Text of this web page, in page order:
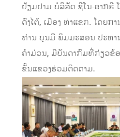
ຢ້ຽມຢາມ ບໍລິສັດ ຊີໂນ-ອາກຣີ
ດົງໄຕ້, ເມືອງ ທ່າແຂກ. ໂດຍກ
ທ່ານ ບຸນມີ ພິມມະສອນ ປະທາ
ຄໍາມ່ວນ, ມີບັນດາກົມທີ່ກ່ຽວຂ້
ຂັ້ນແຂວງຮ່ວມຕິດຕາມ.